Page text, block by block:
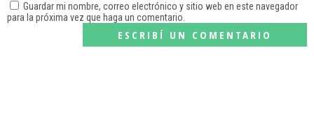
Guardar mi nombre, correo electrónico y sitio web en este navegador
para la próxima vez que haga un comentario.